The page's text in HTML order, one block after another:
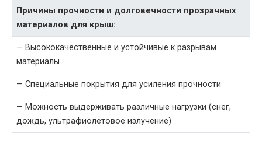
Причины прочности и долговечности прозрачных
материалов для крыш:
— Высококачественные и устойчивые к разрывам
материалы
— Специальные покрытия для усиления прочности
— Можность выдерживать различные нагрузки (снег,
дождь, ультрафиолетовое излучение)